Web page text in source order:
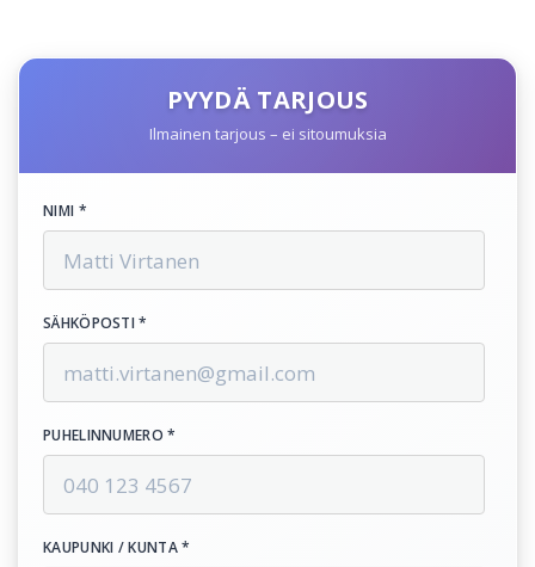
PYYDÄ TARJOUS
Ilmainen tarjous – ei sitoumuksia
NIMI *
SÄHKÖPOSTI *
PUHELINNUMERO *
KAUPUNKI / KUNTA *